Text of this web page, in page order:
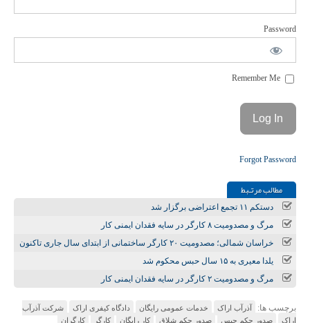
Password
Forgot Password
مطالب مرتـبط
دستکم ۱۱ تجمع اعتراضی برگزار شد
مرگ و مصدومیت ۸ کارگر در سایه فقدان ایمنی کار
خراسان شمالی؛ مصدومیت ۲۰ کارگر ساختمانی از ابتدای سال جاری تاکنون
یلدا معیری به ۱۵ سال حبس محکوم شد
مرگ و مصدومیت ۲ کارگر در سایه فقدان ایمنی کار
برچسب ها: آذرآب اراک خدمات عمومی رایگان دادگاه کیفری اراک
شرکت آذرآب
اراک
صدور حکم حبس صدور حکم شلاق کار رایگان کارگر کارگران